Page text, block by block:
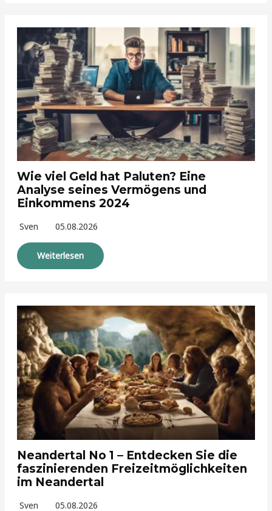
Wie viel Geld hat Paluten? Eine
Analyse seines Vermögens und
Einkommens 2024
Sven 05.08.2026
Weiterlesen
Neandertal No 1 – Entdecken Sie die
faszinierenden Freizeitmöglichkeiten
im Neandertal
Sven 05.08.2026